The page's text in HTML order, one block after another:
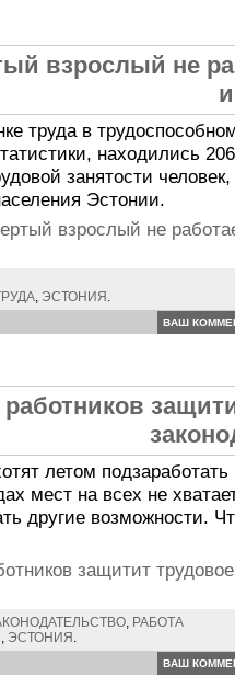
взрослый не
труда в
находились
занятости
Эстонии.
взрослый не
, ЭСТОНИЯ .
ВАШ
летом подзаработать
мест на всех не
другие возможности.
защитит трудовое
, РАБОТА
, ЭСТОНИЯ .
ВАШ